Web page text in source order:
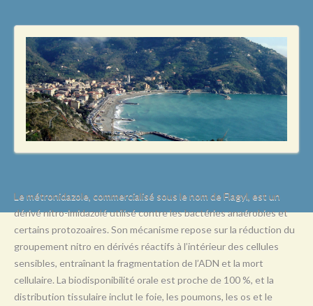
P
Q
R
S
T
Le métronidazole, commercialisé sous le nom de Flagyl, est un
dérivé nitro-imidazolé utilisé contre les bactéries anaérobies et
certains protozoaires. Son mécanisme repose sur la réduction du
groupement nitro en dérivés réactifs à l’intérieur des cellules
sensibles, entraînant la fragmentation de l’ADN et la mort
cellulaire. La biodisponibilité orale est proche de 100 %, et la
distribution tissulaire inclut le foie, les poumons, les os et le